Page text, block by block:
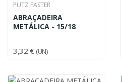
PUTZ FASTER
ABRAÇADEIRA
METÁLICA - 15/18
3,32 € (UN)